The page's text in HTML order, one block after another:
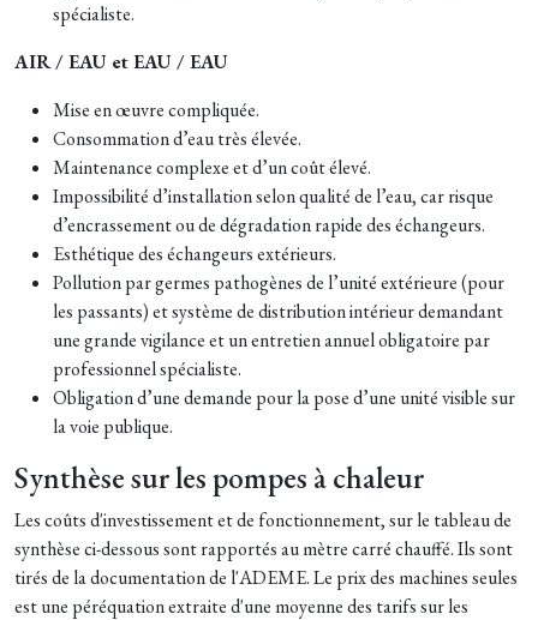
spécialiste.
AIR / EAU et EAU / EAU
Mise en œuvre compliquée.
Consommation d’eau très élevée.
Maintenance complexe et d’un coût élevé.
Impossibilité d’installation selon qualité de l’eau, car risque
d’encrassement ou de dégradation rapide des échangeurs.
Esthétique des échangeurs extérieurs.
Pollution par germes pathogènes de l’unité extérieure (pour
les passants) et système de distribution intérieur demandant
une grande vigilance et un entretien annuel obligatoire par
professionnel spécialiste.
Obligation d’une demande pour la pose d’une unité visible sur
la voie publique.
Synthèse sur les pompes à chaleur
Les coûts d'investissement et de fonctionnement, sur le tableau de
synthèse ci-dessous sont rapportés au mètre carré chauffé. Ils sont
tirés de la documentation de l'ADEME. Le prix des machines seules
est une péréquation extraite d'une moyenne des tarifs sur les